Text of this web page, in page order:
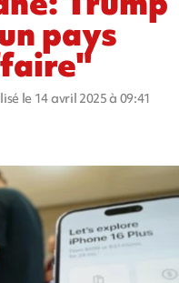
pays
le 14 avril 2025 à 09:41